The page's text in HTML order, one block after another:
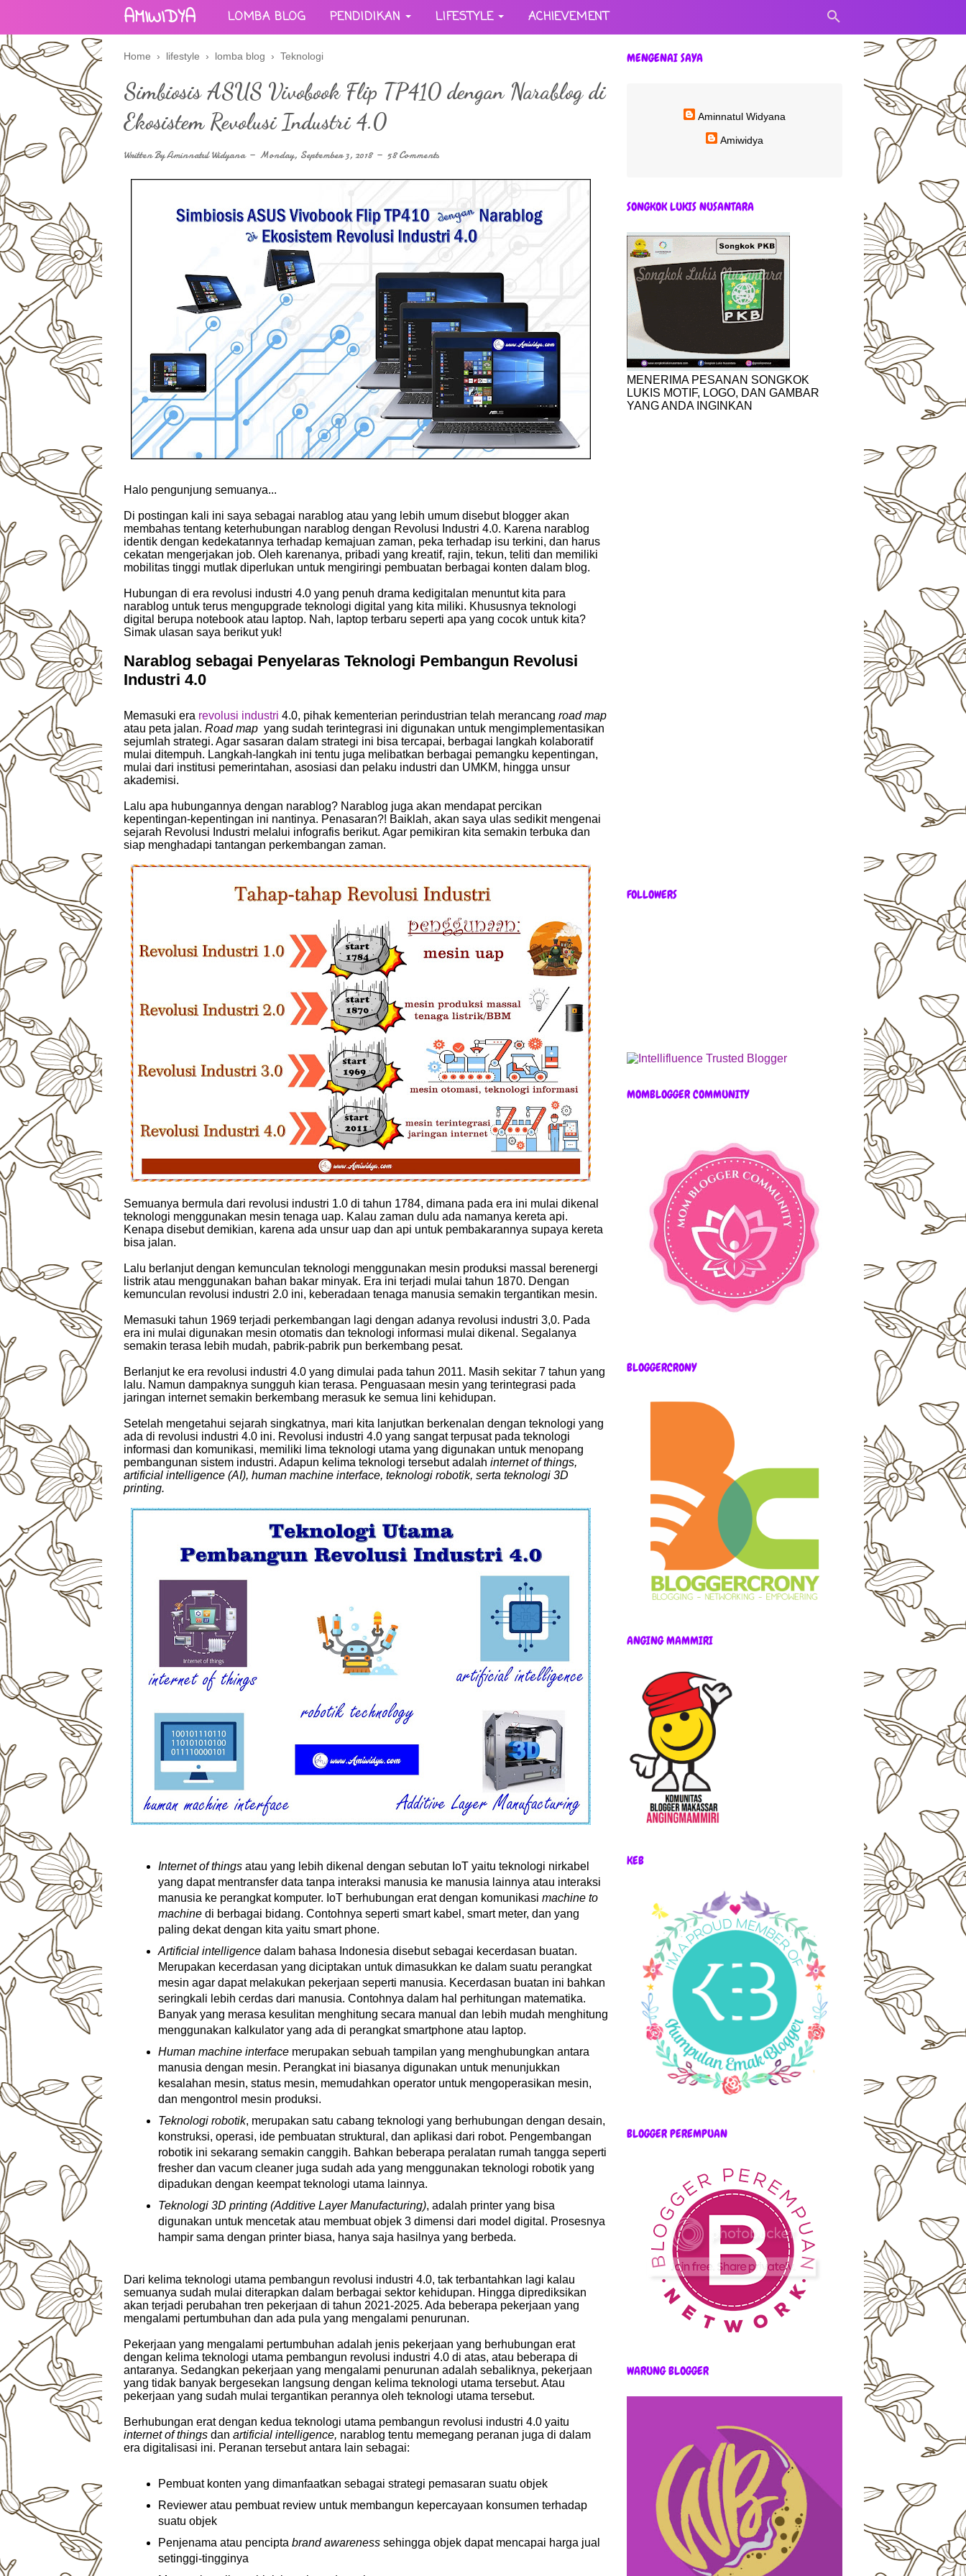
AMIWIDYA LOMBA BLOG PENDIDIKAN LIFESTYLE ACHIEVEMENT
Home › lifestyle › lomba blog › Teknologi
Simbiosis ASUS Vivobook Flip TP410 dengan Narablog di
Ekosistem Revolusi Industri 4.0
Written ByAminnatul Widyana Monday, September 3, 2018 58 Comments
Halo pengunjung semuanya...
Di postingan kali ini saya sebagai narablog atau yang lebih umum disebut blogger akan
membahas tentang keterhubungan narablog dengan Revolusi Industri 4.0. Karena narablog
identik dengan kedekatannya terhadap kemajuan zaman, peka terhadap isu terkini, dan harus
cekatan mengerjakan job. Oleh karenanya, pribadi yang kreatif, rajin, tekun, teliti dan memiliki
mobilitas tinggi mutlak diperlukan untuk mengiringi pembuatan berbagai konten dalam blog.
Hubungan di era revolusi industri 4.0 yang penuh drama kedigitalan menuntut kita para
narablog untuk terus mengupgrade teknologi digital yang kita miliki. Khususnya teknologi
digital berupa notebook atau laptop. Nah, laptop terbaru seperti apa yang cocok untuk kita?
Simak ulasan saya berikut yuk!
Narablog sebagai Penyelaras Teknologi Pembangun Revolusi
Industri 4.0
Memasuki era revolusi industri 4.0, pihak kementerian perindustrian telah merancang road map
atau peta jalan. Road map yang sudah terintegrasi ini digunakan untuk mengimplementasikan
sejumlah strategi. Agar sasaran dalam strategi ini bisa tercapai, berbagai langkah kolaboratif
mulai ditempuh. Langkah-langkah ini tentu juga melibatkan berbagai pemangku kepentingan,
mulai dari institusi pemerintahan, asosiasi dan pelaku industri dan UMKM, hingga unsur
akademisi.
Lalu apa hubungannya dengan narablog? Narablog juga akan mendapat percikan
kepentingan-kepentingan ini nantinya. Penasaran?! Baiklah, akan saya ulas sedikit mengenai
sejarah Revolusi Industri melalui infografis berikut. Agar pemikiran kita semakin terbuka dan
siap menghadapi tantangan perkembangan zaman.
Semuanya bermula dari revolusi industri 1.0 di tahun 1784, dimana pada era ini mulai dikenal
teknologi menggunakan mesin tenaga uap. Kalau zaman dulu ada namanya kereta api.
Kenapa disebut demikian, karena ada unsur uap dan api untuk pembakarannya supaya kereta
bisa jalan.
Lalu berlanjut dengan kemunculan teknologi menggunakan mesin produksi massal berenergi
listrik atau menggunakan bahan bakar minyak. Era ini terjadi mulai tahun 1870. Dengan
kemunculan revolusi industri 2.0 ini, keberadaan tenaga manusia semakin tergantikan mesin.
Memasuki tahun 1969 terjadi perkembangan lagi dengan adanya revolusi industri 3,0. Pada
era ini mulai digunakan mesin otomatis dan teknologi informasi mulai dikenal. Segalanya
semakin terasa lebih mudah, pabrik-pabrik pun berkembang pesat.
Berlanjut ke era revolusi industri 4.0 yang dimulai pada tahun 2011. Masih sekitar 7 tahun yang
lalu. Namun dampaknya sungguh kian terasa. Penguasaan mesin yang terintegrasi pada
jaringan internet semakin berkembang merasuk ke semua lini kehidupan.
Setelah mengetahui sejarah singkatnya, mari kita lanjutkan berkenalan dengan teknologi yang
ada di revolusi industri 4.0 ini. Revolusi industri 4.0 yang sangat terpusat pada teknologi
informasi dan komunikasi, memiliki lima teknologi utama yang digunakan untuk menopang
pembangunan sistem industri. Adapun kelima teknologi tersebut adalah internet of things,
artificial intelligence (AI), human machine interface, teknologi robotik, serta teknologi 3D
printing.
Internet of things atau yang lebih dikenal dengan sebutan IoT yaitu teknologi nirkabel
yang dapat mentransfer data tanpa interaksi manusia ke manusia lainnya atau interaksi
manusia ke perangkat komputer. IoT berhubungan erat dengan komunikasi machine to
machine di berbagai bidang. Contohnya seperti smart kabel, smart meter, dan yang
paling dekat dengan kita yaitu smart phone.
Artificial intelligence dalam bahasa Indonesia disebut sebagai kecerdasan buatan.
Merupakan kecerdasan yang diciptakan untuk dimasukkan ke dalam suatu perangkat
mesin agar dapat melakukan pekerjaan seperti manusia. Kecerdasan buatan ini bahkan
seringkali lebih cerdas dari manusia. Contohnya dalam hal perhitungan matematika.
Banyak yang merasa kesulitan menghitung secara manual dan lebih mudah menghitung
menggunakan kalkulator yang ada di perangkat smartphone atau laptop.
Human machine interface merupakan sebuah tampilan yang menghubungkan antara
manusia dengan mesin. Perangkat ini biasanya digunakan untuk menunjukkan
kesalahan mesin, status mesin, memudahkan operator untuk mengoperasikan mesin,
dan mengontrol mesin produksi.
Teknologi robotik, merupakan satu cabang teknologi yang berhubungan dengan desain,
konstruksi, operasi, ide pembuatan struktural, dan aplikasi dari robot. Pengembangan
robotik ini sekarang semakin canggih. Bahkan beberapa peralatan rumah tangga seperti
fresher dan vacum cleaner juga sudah ada yang menggunakan teknologi robotik yang
dipadukan dengan keempat teknologi utama lainnya.
Teknologi 3D printing (Additive Layer Manufacturing), adalah printer yang bisa
digunakan untuk mencetak atau membuat objek 3 dimensi dari model digital. Prosesnya
hampir sama dengan printer biasa, hanya saja hasilnya yang berbeda.
Dari kelima teknologi utama pembangun revolusi industri 4.0, tak terbantahkan lagi kalau
semuanya sudah mulai diterapkan dalam berbagai sektor kehidupan. Hingga diprediksikan
akan terjadi perubahan tren pekerjaan di tahun 2021-2025. Ada beberapa pekerjaan yang
mengalami pertumbuhan dan ada pula yang mengalami penurunan.
Pekerjaan yang mengalami pertumbuhan adalah jenis pekerjaan yang berhubungan erat
dengan kelima teknologi utama pembangun revolusi industri 4.0 di atas, atau beberapa di
antaranya. Sedangkan pekerjaan yang mengalami penurunan adalah sebaliknya, pekerjaan
yang tidak banyak bergesekan langsung dengan kelima teknologi utama tersebut. Atau
pekerjaan yang sudah mulai tergantikan perannya oleh teknologi utama tersebut.
Berhubungan erat dengan kedua teknologi utama pembangun revolusi industri 4.0 yaitu
internet of things dan artificial intelligence, narablog tentu memegang peranan juga di dalam
era digitalisasi ini. Peranan tersebut antara lain sebagai:
Pembuat konten yang dimanfaatkan sebagai strategi pemasaran suatu objek
Reviewer atau pembuat review untuk membangun kepercayaan konsumen terhadap
suatu objek
Penjenama atau pencipta brand awareness sehingga objek dapat mencapai harga jual
setinggi-tingginya
MENGENAI SAYA
Aminnatul Widyana
Amiwidya
SONGKOK LUKIS NUSANTARA
MENERIMA PESANAN SONGKOK
LUKIS MOTIF, LOGO, DAN GAMBAR
YANG ANDA INGINKAN
FOLLOWERS
MOMBLOGGER COMMUNITY
BLOGGERCRONY
ANGING MAMMIRI
KEB
BLOGGER PEREMPUAN
WARUNG BLOGGER